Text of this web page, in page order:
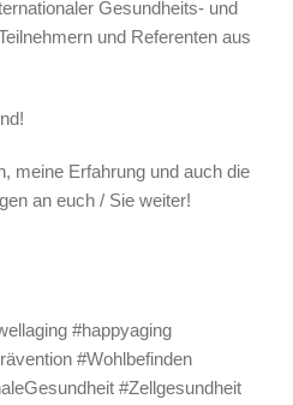
Gesundheits- und
und Referenten aus
meine Erfahrung und auch die
an euch / Sie weiter!
#happyaging
#Wohlbefinden
#Zellgesundheit